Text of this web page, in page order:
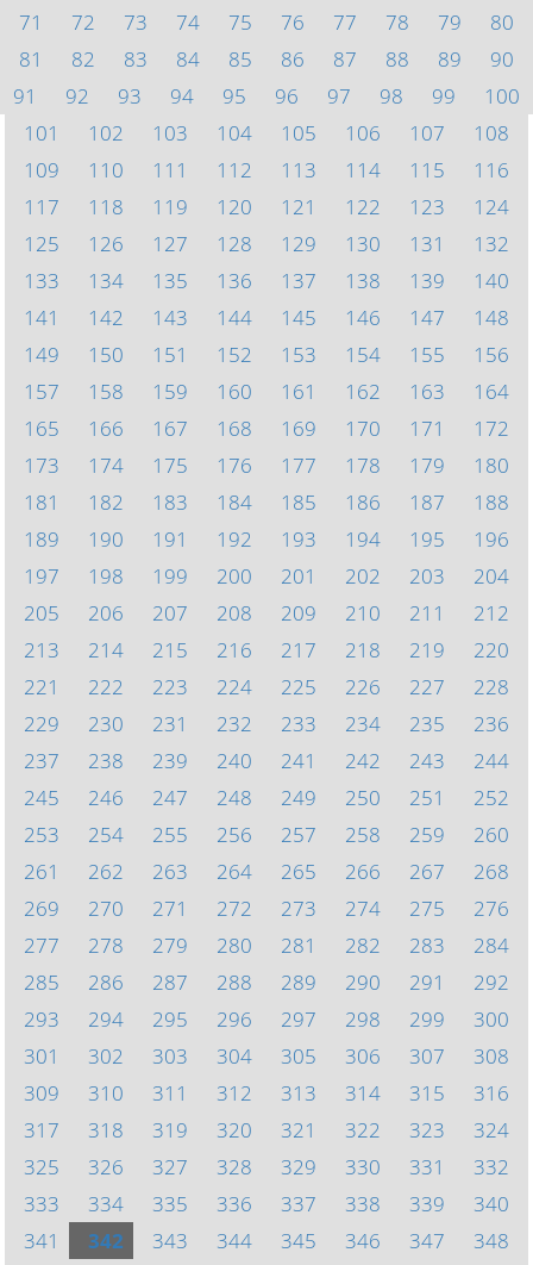
71
72 73 74 75 76 77 78 79
80
81
82 83 84 85 86 87 88 89
90
91
92 93 94 95 96 97 98 99
100
101
102 103 104 105 106 107
108
109
110 111 112 113 114 115
116
117
118 119 120 121 122 123
124
125
126 127 128 129 130 131
132
133
134 135 136 137 138 139
140
141
142 143 144 145 146 147
148
149
150 151 152 153 154 155
156
157
158 159 160 161 162 163
164
165
166 167 168 169 170 171
172
173
174 175 176 177 178 179
180
181
182 183 184 185 186 187
188
189
190 191 192 193 194 195
196
197
198 199 200 201 202 203
204
205
206 207 208 209 210 211
212
213
214 215 216 217 218 219
220
221
222 223 224 225 226 227
228
229
230 231 232 233 234 235
236
237
238 239 240 241 242 243
244
245
246 247 248 249 250 251
252
253
254 255 256 257 258 259
260
261
262 263 264 265 266 267
268
269
270 271 272 273 274 275
276
277
278 279 280 281 282 283
284
285
286 287 288 289 290 291
292
293
294 295 296 297 298 299
300
301
302 303 304 305 306 307
308
309
310 311 312 313 314 315
316
317
318 319 320 321 322 323
324
325
326 327 328 329 330 331
332
333
334 335 336 337 338 339
340
341
342 343 344 345 346 347
348